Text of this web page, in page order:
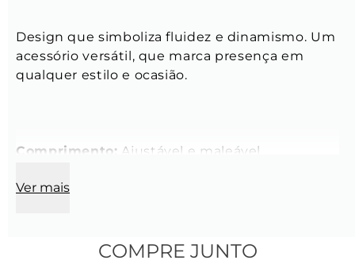
Design que simboliza fluidez e dinamismo. Um
acessório versátil, que marca presença em
qualquer estilo e ocasião.
Comprimento: Ajustável e maleável
Modelo:
Ver mais
COMPRE JUNTO